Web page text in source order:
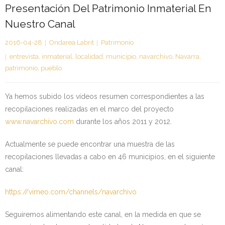
Kontaktua | Contacto
Presentación Del Patrimonio Inmaterial En
Nuestro Canal
2016-04-28 Ondarea Labrit
Patrimonio
entrevista, inmaterial, localidad, municipio, navarchivo, Navarra,
patrimonio, pueblo
Ya hemos subido los vídeos resumen correspondientes a las
recopilaciones realizadas en el marco del proyecto
www.navarchivo.com durante los años 2011 y 2012.
Actualmente se puede encontrar una muestra de las
recopilaciones llevadas a cabo en 46 municipios, en el siguiente
canal:
https://vimeo.com/channels/navarchivo
Seguiremos alimentando este canal, en la medida en que se